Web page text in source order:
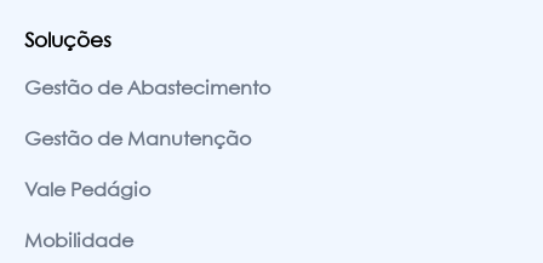
Soluções
Gestão de Abastecimento
Gestão de Manutenção
Vale Pedágio
Mobilidade